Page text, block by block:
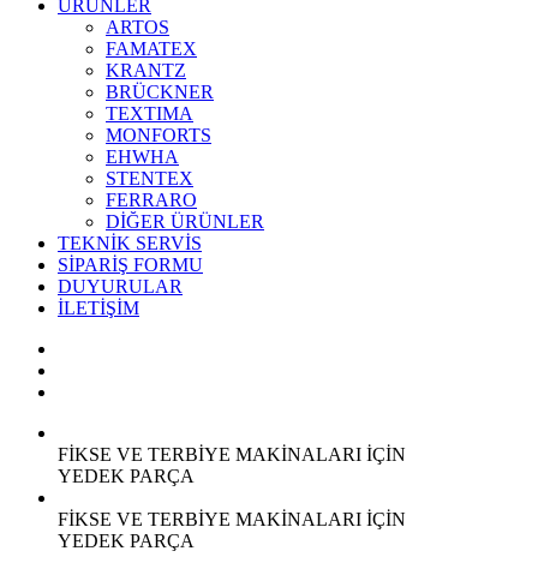
ÜRÜNLER
ARTOS
FAMATEX
KRANTZ
BRÜCKNER
TEXTIMA
MONFORTS
EHWHA
STENTEX
FERRARO
DİĞER ÜRÜNLER
TEKNİK SERVİS
SİPARİŞ FORMU
DUYURULAR
İLETİŞİM
FİKSE VE TERBİYE MAKİNALARI İÇİN
YEDEK PARÇA
FİKSE VE TERBİYE MAKİNALARI İÇİN
YEDEK PARÇA